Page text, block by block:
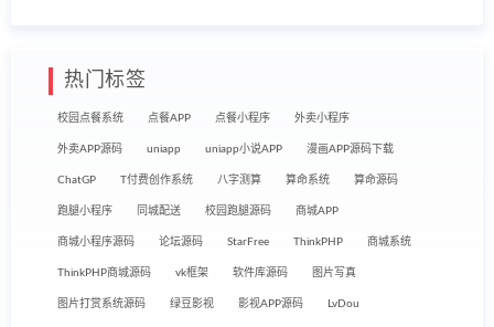
热门标签
校园点餐系统 点餐APP 点餐小程序 外卖小程序
外卖APP源码 uniapp uniapp小说APP 漫画APP源码下载
ChatGP T付费创作系统 八字测算 算命系统 算命源码
跑腿小程序 同城配送 校园跑腿源码 商城APP
商城小程序源码 论坛源码 StarFree ThinkPHP 商城系统
ThinkPHP商城源码 vk框架 软件库源码 图片写真
图片打赏系统源码 绿豆影视 影视APP源码 LvDou